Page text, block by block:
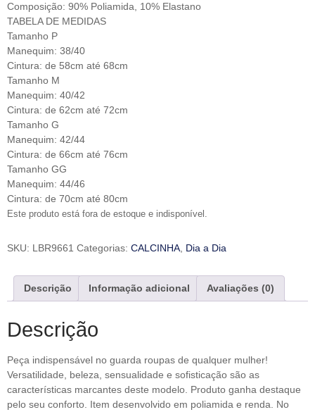
Composição: 90% Poliamida, 10% Elastano
TABELA DE MEDIDAS
Tamanho P
Manequim: 38/40
Cintura: de 58cm até 68cm
Tamanho M
Manequim: 40/42
Cintura: de 62cm até 72cm
Tamanho G
Manequim: 42/44
Cintura: de 66cm até 76cm
Tamanho GG
Manequim: 44/46
Cintura: de 70cm até 80cm
Este produto está fora de estoque e indisponível.
SKU: LBR9661 Categorias: CALCINHA Dia a Dia
Descrição Informação adicional Avaliações (0)
Descrição
Peça indispensável no guarda roupas de qualquer mulher!
Versatilidade, beleza, sensualidade e sofisticação são as
características marcantes deste modelo. Produto ganha destaque
pelo seu conforto. Item desenvolvido em poliamida e renda. No